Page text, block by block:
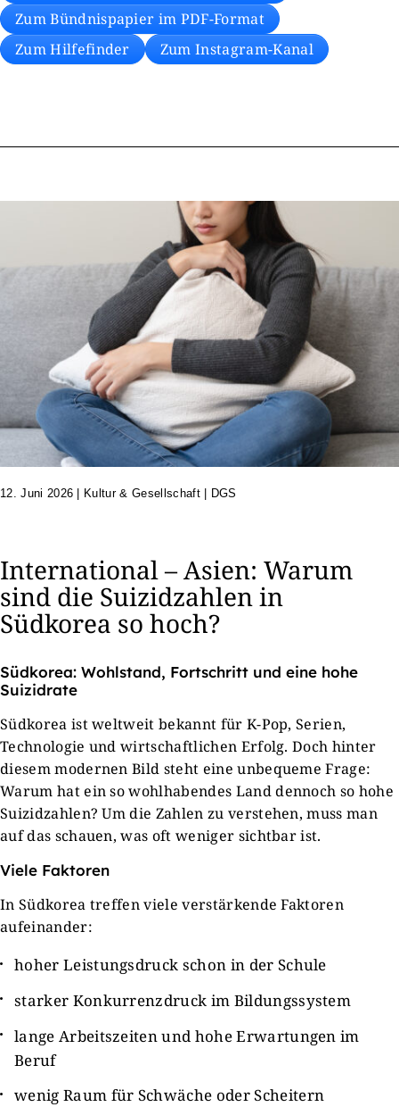
Zum Bündnispapier im PDF-Format
Zum Hilfefinder
Zum Instagram-Kanal
12. Juni 2026 Kultur & Gesellschaft | DGS
International – Asien: Warum
sind die Suizidzahlen in
Südkorea so hoch?
Südkorea: Wohlstand, Fortschritt und eine hohe
Suizidrate
Südkorea ist weltweit bekannt für K-Pop, Serien,
Technologie und wirtschaftlichen Erfolg. Doch hinter
diesem modernen Bild steht eine unbequeme Frage:
Warum hat ein so wohlhabendes Land dennoch so hohe
Suizidzahlen? Um die Zahlen zu verstehen, muss man
auf das schauen, was oft weniger sichtbar ist.
Viele Faktoren
In Südkorea treffen viele verstärkende Faktoren
aufeinander:
hoher Leistungsdruck schon in der Schule
starker Konkurrenzdruck im Bildungssystem
lange Arbeitszeiten und hohe Erwartungen im
Beruf
wenig Raum für Schwäche oder Scheitern